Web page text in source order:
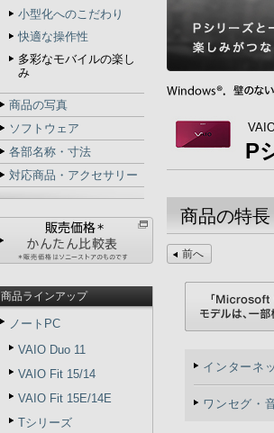
小型化へのこだわり
快適な操作性
多彩なモバイルの楽し
み
商品の写真
ソフトウェア
各部名称・寸法
対応商品・アクセサリー
商品ラインアップ
ノートPC
VAIO Duo 11
VAIO Fit 15/14
VAIO Fit 15E/14E
Tシリーズ
P
商品の特
前へ
インターネ
ワンセグ・